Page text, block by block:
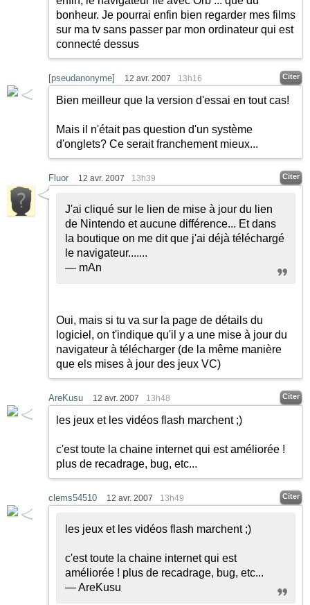
bonheur. Je pourrai enfin bien regarder mes films
sur ma tv sans passer par mon ordinateur qui est
connecté dessus
[pseudanonyme] 12 avr. 2007 13h16 Citer
Bien meilleur que la version d'essai en tout cas!
Mais il n'était pas question d'un système
d'onglets? Ce serait franchement mieux...
Fluor 12 avr. 2007 13h39 Citer
J'ai cliqué sur le lien de mise à jour du lien
de Nintendo et aucune différence... Et dans
la boutique on me dit que j'ai déjà téléchargé
le navigateur.......
— mAn
Oui, mais si tu va sur la page de détails du
logiciel, on t'indique qu'il y a une mise à jour du
navigateur à télécharger (de la même manière
que els mises à jour des jeux VC)
AreKusu 12 avr. 2007 13h48 Citer
les jeux et les vidéos flash marchent ;)
c'est toute la chaine internet qui est améliorée !
plus de recadrage, bug, etc...
clems54510 12 avr. 2007 13h49 Citer
les jeux et les vidéos flash marchent ;)
c'est toute la chaine internet qui est
améliorée ! plus de recadrage, bug, etc...
— AreKusu